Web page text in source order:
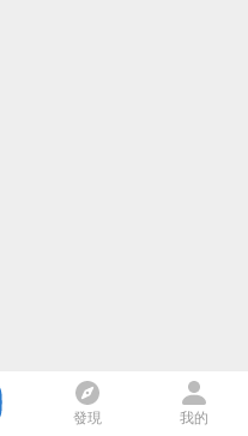
發現 我的